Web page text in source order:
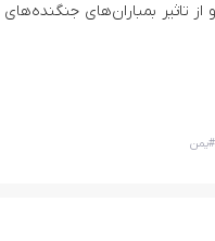
از تاثیر بمباران‌های
#یمن